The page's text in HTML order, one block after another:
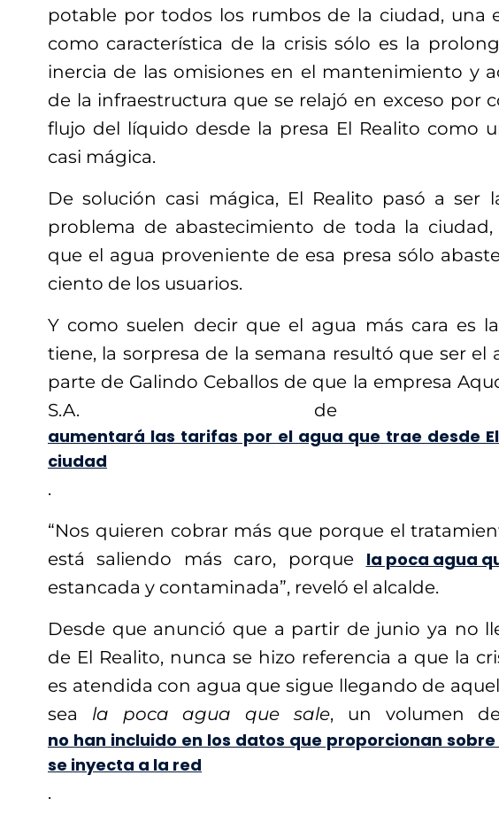
potable por todos los rumbos de la ciudad, una
como característica de la crisis sólo es la
inercia de las omisiones en el mantenimiento y
de la infraestructura que se relajó en exceso por
flujo del líquido desde la presa El Realito como
casi mágica.
De solución casi mágica, El Realito pasó a ser
problema de abastecimiento de toda la
que el agua proveniente de esa presa sólo
ciento de los usuarios.
Y como suelen decir que el agua más cara es
tiene, la sorpresa de la semana resultó que ser el
parte de Galindo Ceballos de que la empresa
S.A. de
aumentará las tarifas por el agua que trae desde
ciudad
.
“Nos quieren cobrar más que porque el
está saliendo más caro, porque la poca agua
estancada y contaminada”, reveló el alcalde.
Desde que anunció que a partir de junio ya no
de El Realito, nunca se hizo referencia a que la
es atendida con agua que sigue llegando de
sea la poca agua que sale, un volumen
no han incluido en los datos que proporcionan
se inyecta a la red
.